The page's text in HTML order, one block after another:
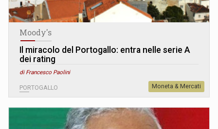
Moody's
Il miracolo del Portogallo: entra nelle serie A
dei rating
di Francesco Paolini
PORTOGALLO Moneta & Mercati